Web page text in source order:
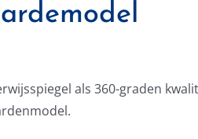
als 360-graden